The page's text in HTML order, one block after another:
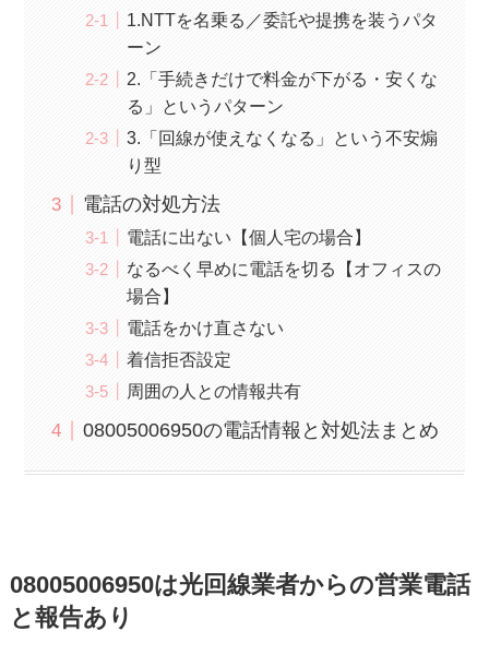
1.NTTを名乗る／委託や提携を装うパタ
ーン
2.「手続きだけで料金が下がる・安くな
る」というパターン
3.「回線が使えなくなる」という不安煽
り型
電話の対処方法
電話に出ない【個人宅の場合】
なるべく早めに電話を切る【オフィスの
場合】
電話をかけ直さない
着信拒否設定
周囲の人との情報共有
08005006950の電話情報と対処法まとめ
08005006950は光回線業者からの営業電話
と報告あり